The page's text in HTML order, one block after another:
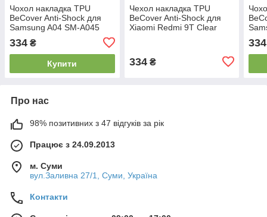
Чохол накладка TPU
BeCover Anti-Shock для
Samsung A04 SM-A045
334 ₴
Купити
Чехол накладка TPU
BeCover Anti-Shock для
Xiaomi Redmi 9T Clear
334₴
334
Про нас
98% позитивних з 47 відгуків за рік
Працює з 24.09.2013
м. Суми
вул.Заливна 27/1, Суми, Україна
Контакти